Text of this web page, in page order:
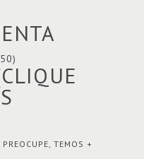
TEMOS +